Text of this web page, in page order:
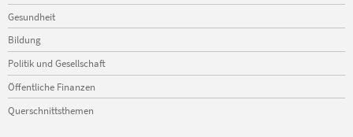
Gesundheit
Bildung
Politik und Gesellschaft
Öffentliche Finanzen
Querschnittsthemen